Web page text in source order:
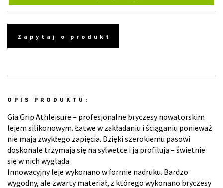
Zapytaj o produkt
OPIS PRODUKTU:
Gia Grip Athleisure – profesjonalne bryczesy nowatorskim
lejem silikonowym. Łatwe w zakładaniu i ściąganiu ponieważ
nie mają zwykłego zapięcia. Dzięki szerokiemu pasowi
doskonale trzymają się na sylwetce i ją profilują – świetnie
się w nich wygląda.
Innowacyjny leje wykonano w formie nadruku. Bardzo
wygodny, ale zwarty materiał, z którego wykonano bryczesy